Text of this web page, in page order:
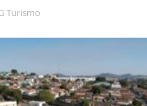
Turismo